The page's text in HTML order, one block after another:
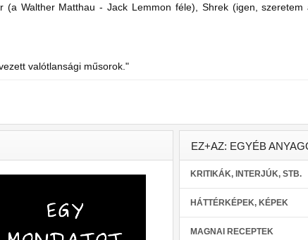
Walther Matthau - Jack Lemmon féle), Shrek (igen,
valótlansági műsorok."
EZ+AZ: EGYÉB
KRITIKÁK, INTERJÚK, STB.
HÁTTÉRKÉPEK, KÉPEK
MAGNAI RECEPTEK